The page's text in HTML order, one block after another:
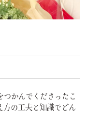
つかんでくださったこ
方の工夫と知識でどん